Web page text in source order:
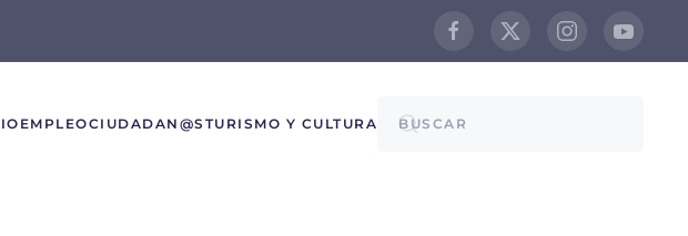
EMPLEOCIUDADAN@S TURISMO Y CULTURA